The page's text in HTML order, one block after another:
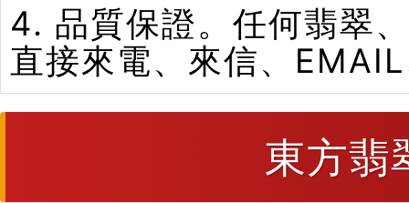
4. 品質保證。任何翡翠
直接來電、來信、
東方翡